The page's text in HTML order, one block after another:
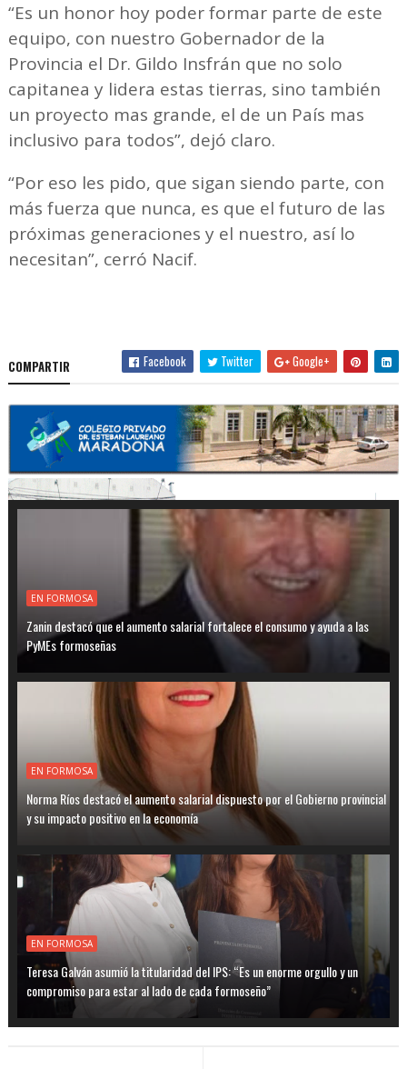
“Es un honor hoy poder formar parte de este
equipo, con nuestro Gobernador de la
Provincia el Dr. Gildo Insfrán que no solo
capitanea y lidera estas tierras, sino también
un proyecto mas grande, el de un País mas
inclusivo para todos”, dejó claro.
“Por eso les pido, que sigan siendo parte, con
más fuerza que nunca, es que el futuro de las
próximas generaciones y el nuestro, así lo
necesitan”, cerró Nacif.
COMPARTIR Facebook Twitter Google+
EN FORMOSA
Zanin destacó que el aumento salarial fortalece el consumo y ayuda a las
PyMEs formoseñas
EN FORMOSA
Norma Ríos destacó el aumento salarial dispuesto por el Gobierno provincial
y su impacto positivo en la economía
EN FORMOSA
Teresa Galván asumió la titularidad del IPS: “Es un enorme orgullo y un
compromiso para estar al lado de cada formoseño”